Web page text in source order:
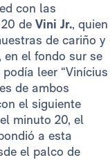
con las
de Vini Jr., quien
de cariño y
en el fondo sur se
leer “Vinícius
de ambos
el siguiente
minuto 20, el
a esta
el palco de